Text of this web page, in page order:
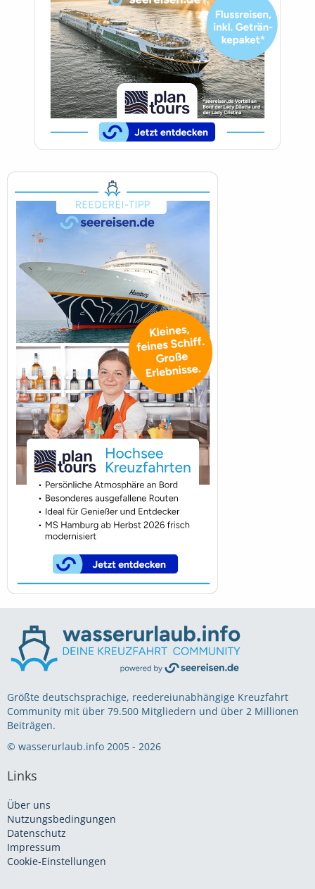
Größte deutschsprachige, reedereiunabhängige Kreuzfahrt
Community mit über 79.500 Mitgliedern und über 2 Millionen
Beiträgen.
© wasserurlaub.info 2005 - 2026
Links
Über uns
Nutzungsbedingungen
Datenschutz
Impressum
Cookie-Einstellungen